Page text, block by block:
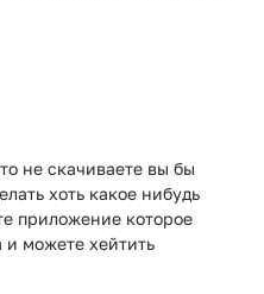
не скачиваете вы бы
хоть какое нибудь
приложение которое
и можете хейтить